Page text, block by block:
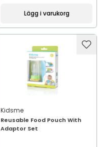
Lägg i varukorg
Kidsme
Reusable Food Pouch With
Adaptor Set